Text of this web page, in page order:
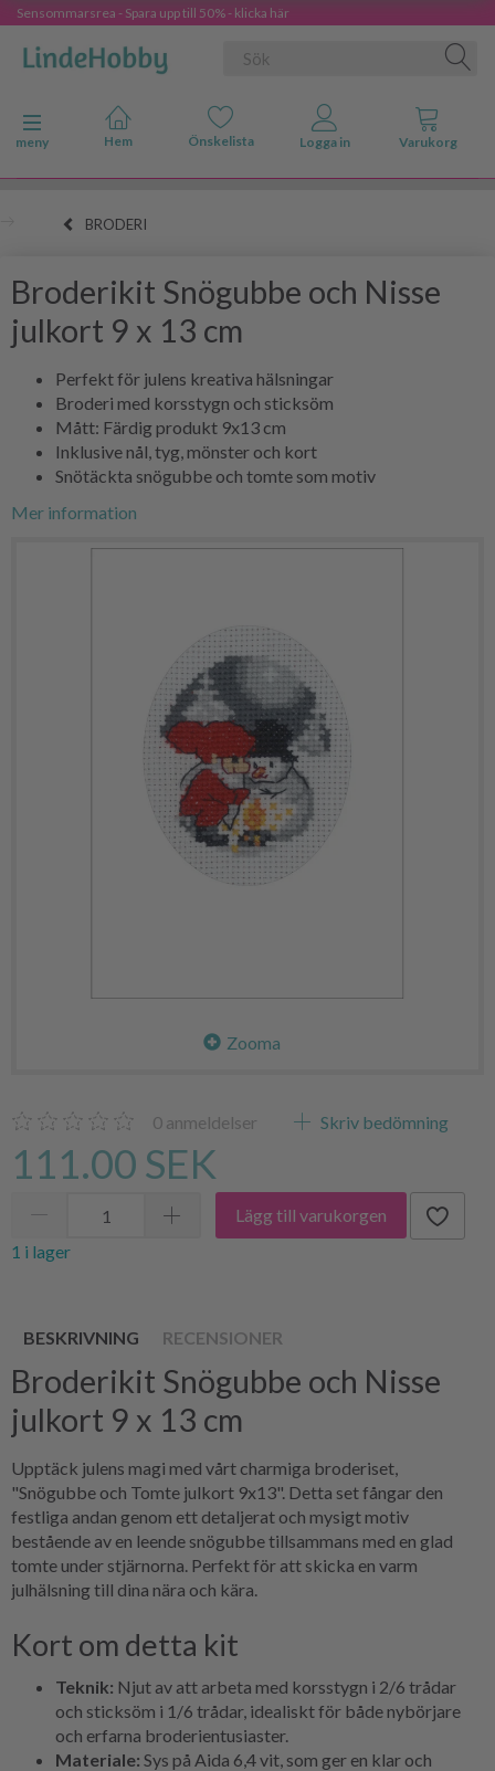
Sensommarsrea - Spara upp till 50% - klicka här
Ändra navigering
meny
BRODERI
Broderikit Snögubbe och Nisse
julkort 9 x 13 cm
Perfekt för julens kreativa hälsningar
Broderi med korsstygn och sticksöm
Mått: Färdig produkt 9x13 cm
Inklusive nål, tyg, mönster och kort
Snötäckta snögubbe och tomte som motiv
Mer information
Zooma
0 anmeldelser Skriv bedömning
111.00 SEK
Lägg till varukorgen
1 i lager
BESKRIVNING RECENSIONER
Broderikit Snögubbe och Nisse
julkort 9 x 13 cm
Upptäck julens magi med vårt charmiga broderiset,
"Snögubbe och Tomte julkort 9x13". Detta set fångar den
festliga andan genom ett detaljerat och mysigt motiv
bestående av en leende snögubbe tillsammans med en glad
tomte under stjärnorna. Perfekt för att skicka en varm
julhälsning till dina nära och kära.
Kort om detta kit
Teknik: Njut av att arbeta med korsstygn i 2/6 trådar
och sticksöm i 1/6 trådar, idealiskt för både nybörjare
och erfarna broderientusiaster.
Materiale: Sys på Aida 6,4 vit, som ger en klar och